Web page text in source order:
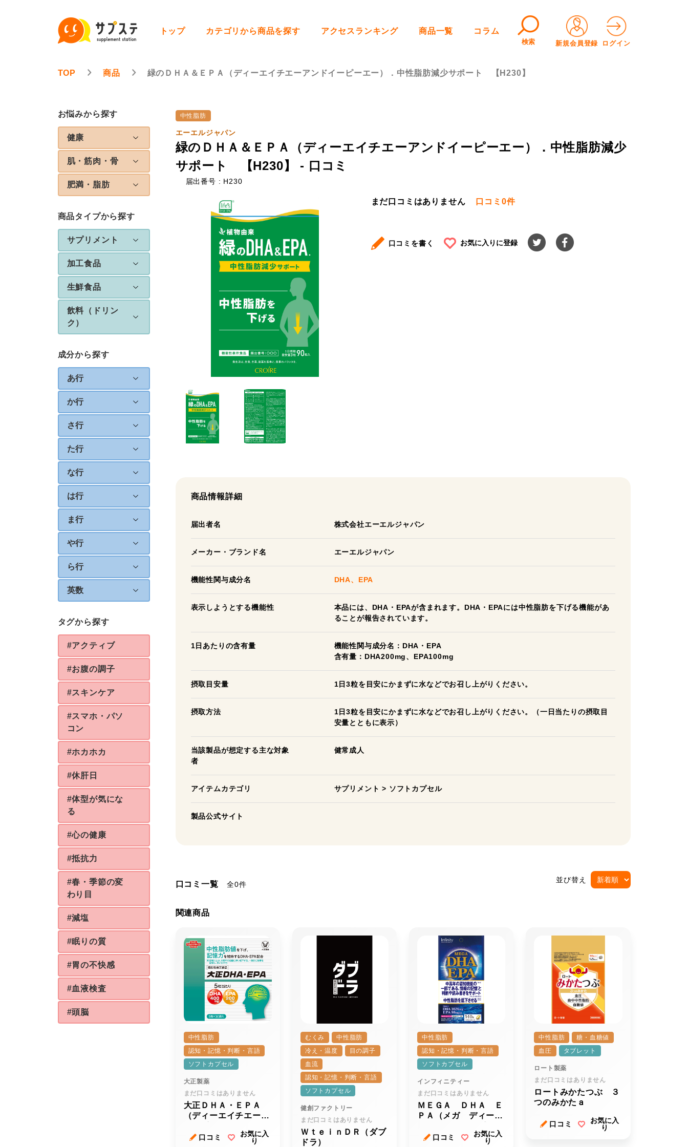
トップ カテゴリから商品を探す アクセスランキング 商品一覧 コラム
検索 新規会員登録 ログイン
TOP 商品 緑のＤＨＡ＆ＥＰＡ（ディーエイチエーアンドイーピーエー）．中性脂肪減少サポート 【H230】
お悩みから探す
健康
肌・筋肉・骨
肥満・脂肪
商品タイプから探す
サプリメント
加工食品
生鮮食品
飲料（ドリン
ク）
成分から探す
あ行
か行
さ行
た行
な行
は行
ま行
や行
ら行
英数
タグから探す
#アクティブ
#お腹の調子
#スキンケア
#スマホ・パソ
コン
#ホカホカ
#休肝日
#体型が気にな
る
#心の健康
#抵抗力
#春・季節の変
わり目
#減塩
#眠りの質
#胃の不快感
#血液検査
#頭脳
中性脂肪
エーエルジャパン
緑のＤＨＡ＆ＥＰＡ（ディーエイチエーアンドイーピーエー）．中性脂肪減少
サポート 【H230】 - 口コミ
届出番号 : H230
まだ口コミはありません 口コミ 0件
口コミを書く お気に入りに登録
商品情報詳細
届出者名 株式会社エーエルジャパン
メーカー・ブランド名 エーエルジャパン
機能性関与成分名 DHA、EPA
表示しようとする機能性
本品には、DHA・EPAが含まれます。DHA・EPAには中性脂肪を下げる機能があ
ることが報告されています。
1日あたりの含有量
機能性関与成分名：DHA・EPA
含有量：DHA200mg、EPA100mg
摂取目安量 1日3粒を目安にかまずに水などでお召し上がりください。
摂取方法
1日3粒を目安にかまずに水などでお召し上がりください。（一日当たりの摂取目
安量とともに表示）
当該製品が想定する主な対象
者
健常成人
アイテムカテゴリ サプリメント > ソフトカプセル
製品公式サイト
口コミ一覧 全0件
並び替え
関連商品
中性脂肪
認知・記憶・判断・言語
ソフトカプセル
大正製薬
まだ口コミはありません
大正ＤＨＡ・ＥＰＡ
（ディーエイチエー・
口コミ
お気に入
り
むくみ
中性脂肪
冷え・温度
目の調子
血流
認知・記憶・判断・言語
ソフトカプセル
健創ファクトリー
まだ口コミはありません
ＷｔｅｉｎＤＲ（ダブ
ドラ）
中性脂肪
認知・記憶・判断・言語
ソフトカプセル
インフィニティー
まだ口コミはありません
ＭＥＧＡ ＤＨＡ Ｅ
ＰＡ（メガ ディーエ
ー）口コミ
お気に入
り
中性脂肪
糖・血糖値
血圧
タブレット
ロート製薬
まだ口コミはありません
ロートみかたつぶ ３
つのみかたａ
口コミ
お気に入
り